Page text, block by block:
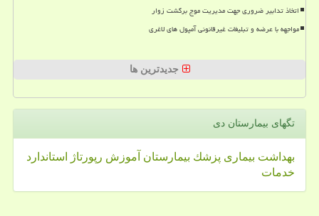
اتخاذ تدابیر ضروری جهت مدیریت موج برگشت زوار
مواجهه با عرضه و تبلیغات غیرقانونی آمپول های لاغری
جدیدترین ها
تگهای بیمارستان دی
بهداشت بیماری پزشك بیمارستان آموزش رپورتاژ
استاندارد
خدمات